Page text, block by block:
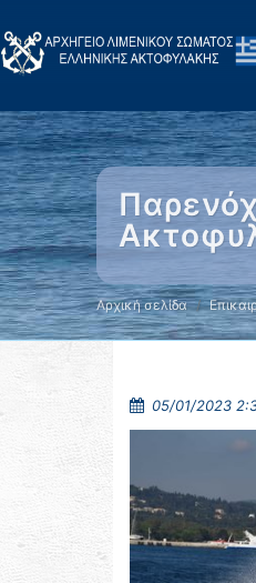
Αρχική σελίδα
05/01/2023